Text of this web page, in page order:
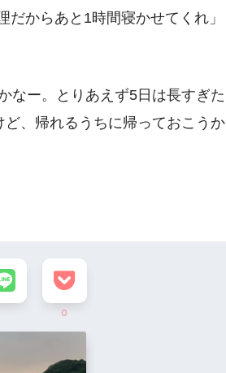
からあと1時間寝かせてくれ」
なー。とりあえず5日は長すぎた
、帰れるうちに帰っておこうか
0